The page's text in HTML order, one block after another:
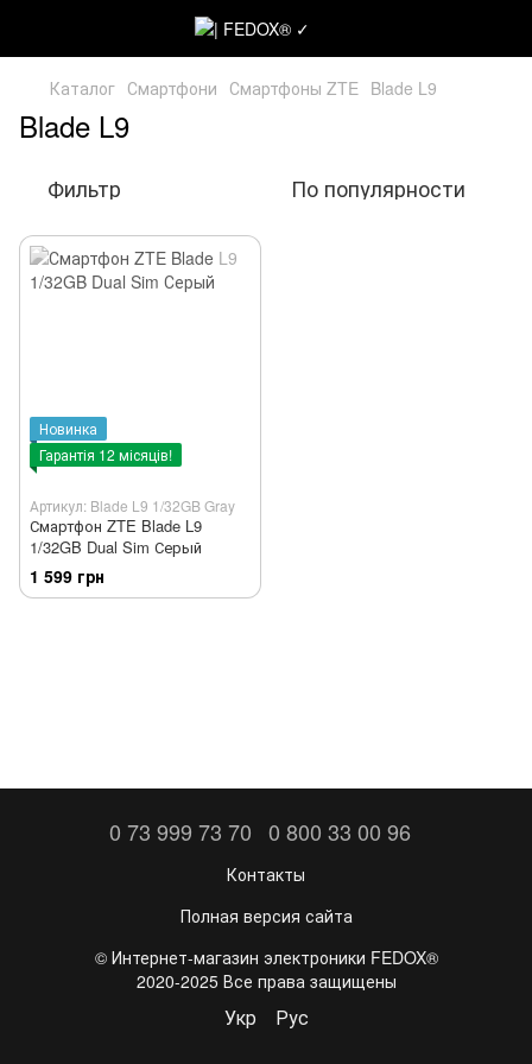
Каталог Смартфони Смартфоны ZTE Blade L9
Blade L9
Фильтр По популярности
Новинка
Гарантія 12 місяців!
Артикул: Blade L9 1/32GB Gray
Смартфон ZTE Blade L9
1/32GB Dual Sim Серый
1 599 грн
0 73 999 73 70 0 800 33 00 96
Контакты
Полная версия сайта
©️ Интернет-магазин электроники FEDOX®
2020-2025 Все права защищены
Укр Рус